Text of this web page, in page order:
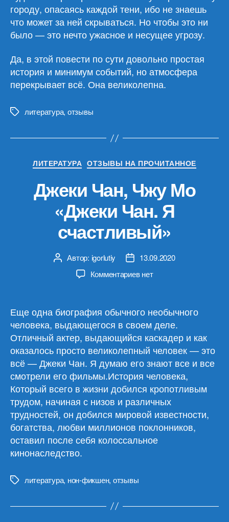
городу, опасаясь каждой тени, ибо не знаешь
что может за ней скрываться. Но чтобы это ни
было — это нечто ужасное и несущее угрозу.
Да, в этой повести по сути довольно простая
история и минимум событий, но атмосфера
перекрывает всё. Она великолепна.
Меткилитература, отзывы
Рубрики
ЛИТЕРАТУРА ОТЗЫВЫ НА ПРОЧИТАННОЕ
Джеки Чан, Чжу Мо
«Джеки Чан. Я
счастливый»
Автор
записи
Автор: igorlutiy
Дата13.09.2020
Комментариевк
Чжу
Мо
«Джеки
Чан.
Я
счастливый»
нет
Еще одна биография обычного необычного
человека, выдающегося в своем деле.
Отличный актер, выдающийся каскадер и как
оказалось просто великолепный человек — это
всё — Джеки Чан. Я думаю его знают все и все
смотрели его фильмы.История человека,
Который всего в жизни добился кропотливым
трудом, начиная с низов и различных
трудностей, он добился мировой известности,
богатства, любви миллионов поклонников,
оставил после себя колоссальное
кинонаследство.
Меткилитература, нон-фикшен, отзывы